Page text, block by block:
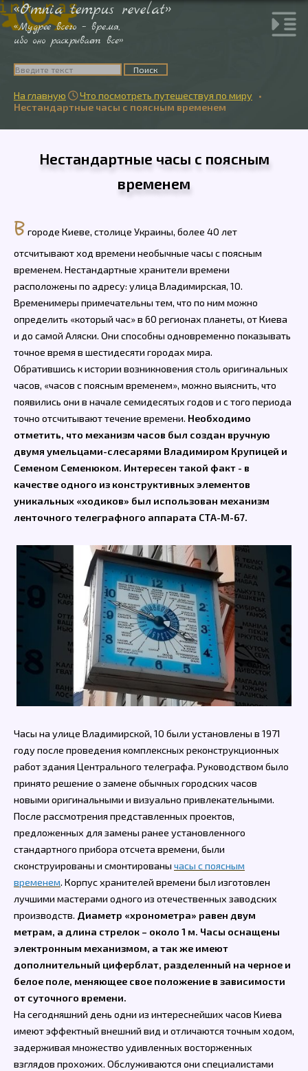
«Omnia tempus revelat»
«Мудрее всего – время,
ибо оно раскрывает все»
На главную  Что посмотреть путешествуя по миру •
Нестандартные часы с поясным временем
Нестандартные часы с поясным
временем
В городе Киеве, столице Украины, более 40 лет
отсчитывают ход времени необычные часы с поясным
временем. Нестандартные хранители времени
расположены по адресу: улица Владимирская, 10.
Временимеры примечательны тем, что по ним можно
определить «который час» в 60 регионах планеты, от Киева
и до самой Аляски. Они способны одновременно показывать
точное время в шестидесяти городах мира.
Обратившись к истории возникновения столь оригинальных
часов, «часов с поясным временем», можно выяснить, что
появились они в начале семидесятых годов и с того периода
точно отсчитывают течение времени. Необходимо
отметить, что механизм часов был создан вручную
двумя умельцами-слесарями Владимиром Крупицей и
Семеном Семенюком. Интересен такой факт - в
качестве одного из конструктивных элементов
уникальных «ходиков» был использован механизм
ленточного телеграфного аппарата СТА-М-67.
Часы на улице Владимирской, 10 были установлены в 1971
году после проведения комплексных реконструкционных
работ здания Центрального телеграфа. Руководством было
принято решение о замене обычных городских часов
новыми оригинальными и визуально привлекательными.
После рассмотрения представленных проектов,
предложенных для замены ранее установленного
стандартного прибора отсчета времени, были
сконструированы и смонтированы часы с поясным
временем. Корпус хранителей времени был изготовлен
лучшими мастерами одного из отечественных заводских
производств. Диаметр «хронометра» равен двум
метрам, а длина стрелок – около 1 м. Часы оснащены
электронным механизмом, а так же имеют
дополнительный циферблат, разделенный на черное и
белое поле, меняющее свое положение в зависимости
от суточного времени.
На сегодняшний день одни из интереснейших часов Киева
имеют эффектный внешний вид и отличаются точным ходом,
задерживая множество удивленных восторженных
взглядов прохожих. Обслуживаются они специалистами